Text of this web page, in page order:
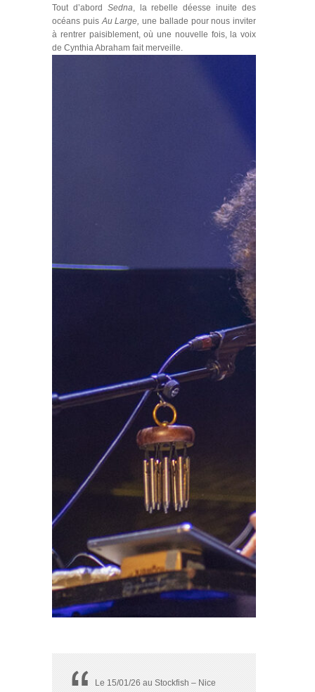
Tout d’abord Sedna, la rebelle déesse inuite des
océans puisAu Large, une ballade pour nous inviter
à rentrer paisiblement, où une nouvelle fois, la voix
de Cynthia Abraham fait merveille.
Le 15/01/26 au Stockfish – Nice